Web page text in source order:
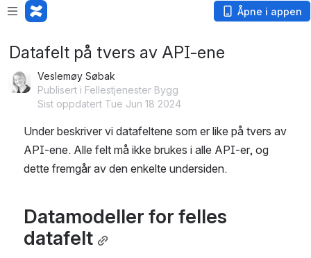
Åpne i appen
Datafelt på tvers av API-ene
Veslemøy Søbak
Publisert i Fellestjenester Bygg
Sist oppdatert Tue Jun 18 2024
Under beskriver vi datafeltene som er like på tvers av
API-ene. Alle felt må ikke brukes i alle API-er, og
dette fremgår av den enkelte undersiden.
Datamodeller for felles
datafelt